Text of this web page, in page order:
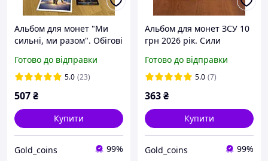
Альбом для монет "Ми
сильні, ми разом". Обігові
Серія "Українська
держава" з підписаними
Готово до відправки
5.0 (23)
507₴
Купити
Gold_coins 99%
Альбом для монет ЗСУ 10
грн 2026 рік. Сили
України. Набір пам'ятних
монет
Готово до відправки
5.0 (7)
363₴
Купити
Gold_coins 99%